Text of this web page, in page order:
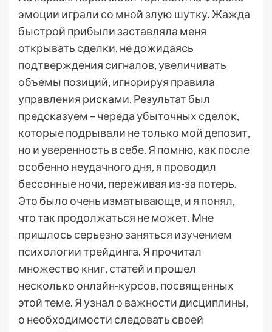
эмоции играли со мной злую шутку. Жажда
быстрой прибыли заставляла меня
открывать сделки, не дожидаясь
подтверждения сигналов, увеличивать
объемы позиций, игнорируя правила
управления рисками. Результат был
предсказуем – череда убыточных сделок,
которые подрывали не только мой депозит,
но и уверенность в себе. Я помню, как после
особенно неудачного дня, я проводил
бессонные ночи, переживая из-за потерь.
Это было очень изматывающе, и я понял,
что так продолжаться не может. Мне
пришлось серьезно заняться изучением
психологии трейдинга. Я прочитал
множество книг, статей и прошел
несколько онлайн-курсов, посвященных
этой теме. Я узнал о важности дисциплины,
о необходимости следовать своей